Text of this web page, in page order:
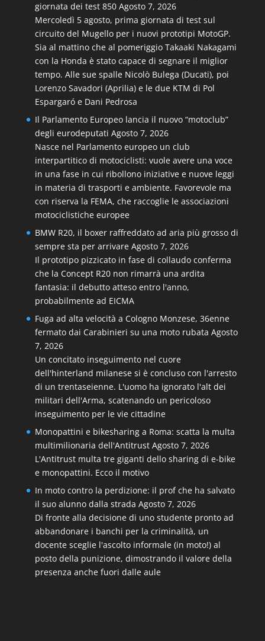
giornata dei test 850 Agosto 7, 2026
Mercoledì 5 agosto, prima giornata di test sul
circuito del Mugello per i nuovi prototipi MotoGP.
Sia al mattino che al pomeriggio Takaaki Nakagami
con la Honda è stato capace di segnare il miglior
tempo. Alle sue spalle Nicolò Bulega (Ducati), poi
Lorenzo Savadori (Aprilia) e le due KTM di Pol
Espargaró e Dani Pedrosa
Il Parlamento Europeo lancia il nuovo “motoclub”
degli eurodeputati Agosto 7, 2026
Nasce nel Parlamento europeo un club
interpartitico di motociclisti: vuole avere una voce
in una fase in cui ribollono iniziative e nuove leggi
in materia di trasporti e ambiente. Favorevole ma
con riserva la FEMA, che raccoglie le associazioni
motociclistiche europee
BMW R20, il boxer raffreddato ad aria più grosso di
sempre sta per arrivare Agosto 7, 2026
Il prototipo pizzicato in fase di collaudo conferma
che la Concept R20 non rimarrà una ardita
fantasia: il debutto atteso entro l'anno,
probabilmente ad EICMA
Fuga ad alta velocità a Cologno Monzese, 36enne
fermato dai Carabinieri su una moto rubata Agosto
7, 2026
Un concitato inseguimento nel cuore
dell'hinterland milanese si è concluso con l'arresto
di un trentaseienne. L'uomo ha ignorato l'alt dei
militari dell'Arma, scatenando un pericoloso
inseguimento per le vie cittadine
Monopattini e bikesharing a Roma: scatta la multa
multimilionaria dell'Antitrust Agosto 7, 2026
L'Antitrust multa tre giganti dello sharing di e-bike
e monopattini. Ecco il motivo
In moto contro la perdizione: il prof che ha salvato
il suo alunno dalla strada Agosto 7, 2026
Di fronte alla decisione di uno studente pronto ad
abbandonare i banchi per la criminalità, un
docente sceglie l'ascolto informale (in moto!) al
posto della punizione, dimostrando il valore della
presenza anche fuori dalle aule